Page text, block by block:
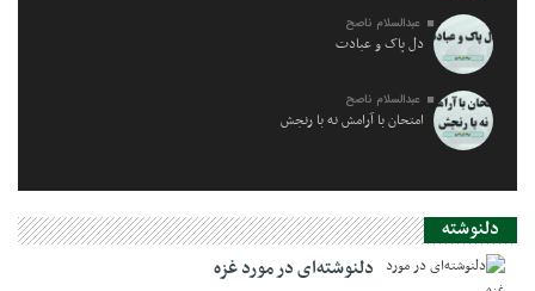
عبدالسلام ناصح
دل پاک و عبادت
عبدالسلام ناصح
امتحان با آرامش نه با رنجش
دلنوشته
دلنوشته‌ای در مورد غزه